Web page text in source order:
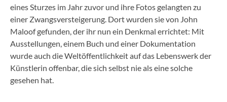
eines Sturzes im Jahr zuvor und ihre Fotos gelangten zu
einer Zwangsversteigerung. Dort wurden sie von John
Maloof gefunden, der ihr nun ein Denkmal errichtet: Mit
Ausstellungen, einem Buch und einer Dokumentation
wurde auch die Weltöffentlichkeit auf das Lebenswerk der
Künstlerin offenbar, die sich selbst nie als eine solche
gesehen hat.